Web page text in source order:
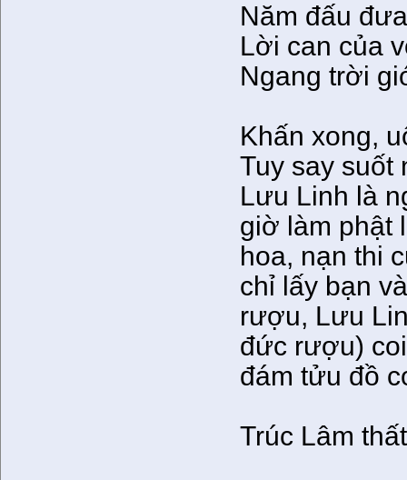
Năm đấu
Lời can của
Ngang trời
Khấn xong,
Tuy say
Lưu Linh là
giờ làm phật
hoa, nạn thi
chỉ lấy bạn
rượu, Lưu
đức rượu)
đám tửu đồ
Trúc Lâm